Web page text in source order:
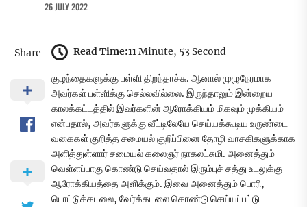
26 JULY 2022
Share Read Time:11 Minute, 53 Second
குழந்தைகளுக்கு பள்ளி திறந்தாச்சு. ஆனால் முழுநேரமாக
அவர்கள் பள்ளிக்கு செல்லவில்லை. இருந்தாலும் இன்றைய
காலக்கட்டத்தில் இவர்களின் ஆரோக்கியம் மிகவும் முக்கியம்
என்பதால், அவர்களுக்கு வீட்டிலேயே செய்யக்கூடிய உருண்டை
வகைகள் குறித்த சமையல் குறிப்பினை தோழி வாசகிகளுக்காக
அளித்துள்ளார் சமையல் கலைஞர் நாகலட்சுமி. அனைத்தும்
வெள்ளப்பாகு கொண்டு செய்வதால் இரும்புச் சத்து உடலுக்கு
ஆரோக்கியத்தை அளிக்கும். இவை அனைத்தும் பொரி,
பொட்டுக்கடலை, வேர்க்கடலை கொண்டு செய்யப்பட்டு